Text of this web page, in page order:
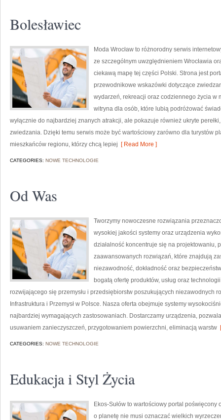
Bolesławiec
Moda Wrocław to różnorodny serwis
ze szczególnym uwzględnieniem Wrocławia
ciekawą mapę tej części Polski. Strona jest
przewodnikowe wskazówki dotyczące
wydarzeń, rekreacji oraz codziennego życia w
witryna dla osób, które lubią podróżować
wyłącznie do najbardziej znanych atrakcji, ale pokazuje również ukryte
zwiedzania. Dzięki temu serwis może być wartościowy zarówno dla turystów
mieszkańców regionu, którzy chcą lepiej [ Read More ]
CATEGORIES: NOWE TECHNOLOGIE
Od Was
Tworzymy nowoczesne rozwiązania
wysokiej jakości systemy oraz urządzenia
działalność koncentruje się na projektowaniu,
zaawansowanych rozwiązań, które znajdują
niezawodność, dokładność oraz
bogatą ofertę produktów, usług oraz
rozwijającego się przemysłu i przedsiębiorstw poszukujących niezawodnych
Infrastruktura i Przemysł w Polsce. Nasza oferta obejmuje systemy
najbardziej wymagających zastosowaniach. Dostarczamy urządzenia,
usuwaniem zanieczyszczeń, przygotowaniem powierzchni, eliminacją warstw
CATEGORIES: NOWE TECHNOLOGIE
Edukacja i Styl Życia
Ekos-Sułów to wartościowy portal
o planetę nie musi oznaczać wielkich